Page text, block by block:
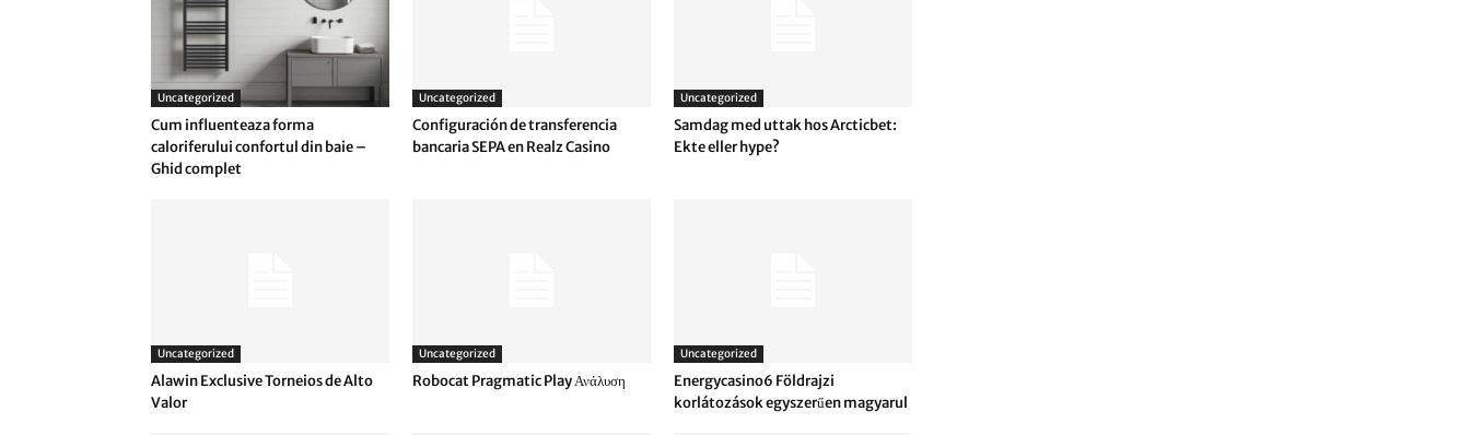
Uncategorized
Cum influenteaza forma
caloriferului confortul din baie –
Ghid complet
Uncategorized
Configuración de transferencia
bancaria SEPA en Realz Casino
Uncategorized
Samdag med uttak hos Arcticbet:
Ekte eller hype?
Uncategorized
Alawin Exclusive Torneios de Alto
Valor
Uncategorized
Robocat Pragmatic Play Ανάλυση
Uncategorized
Energycasino6 Földrajzi
korlátozások egyszerűen magyarul